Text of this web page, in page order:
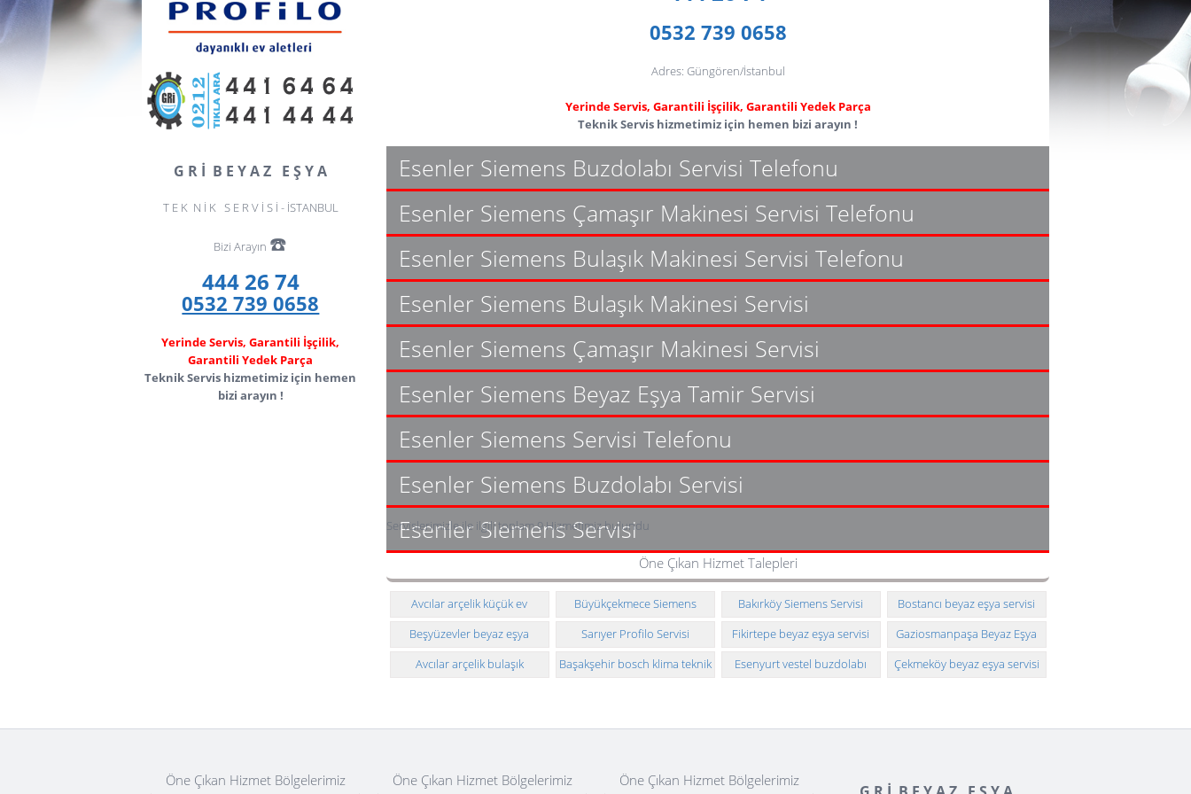
0532 739 0658
Adres: Güngören/İstanbul
Yerinde Servis, Garantili İşçilik, Garantili Yedek Parça
Teknik Servis hizmetimiz için hemen bizi arayın !
Esenler Siemens Buzdolabı Servisi Telefonu
Esenler Siemens Çamaşır Makinesi Servisi Telefonu
Esenler Siemens Bulaşık Makinesi Servisi Telefonu
Esenler Siemens Bulaşık Makinesi Servisi
Esenler Siemens Çamaşır Makinesi Servisi
Esenler Siemens Beyaz Eşya Tamir Servisi
Esenler Siemens Servisi Telefonu
Esenler Siemens Buzdolabı Servisi
Esenler Siemens Servisi
Servislerimizle ile ilgili toplam 9 Hizmetimiz bulundu
Öne Çıkan Hizmet Talepleri
Avcılar arçelik küçük ev
aletleri teknik servisi
Büyükçekmece Siemens
Servisi
Bakırköy Siemens Servisi
Bostancı beyaz eşya servisi
Beşyüzevler beyaz eşya
servisi
Sarıyer Profilo Servisi Fikirtepe beyaz eşya servisi
Gaziosmanpaşa Beyaz Eşya
Servisi Telefonu
Avcılar arçelik bulaşık
makinesi teknik servisi
Başakşehir bosch klima teknik
servisi
Esenyurt vestel buzdolabı
teknik servisi
Çekmeköy beyaz eşya servisi
G R İ B E Y A Z E Ş Y A
T E K N İ K S E R V İ S İ - İSTANBUL
Bizi Arayın ☎️
444 26 74
0532 739 0658
Yerinde Servis, Garantili İşçilik,
Garantili Yedek Parça
Teknik Servis hizmetimiz için hemen
bizi arayın !
Öne Çıkan Hizmet Bölgelerimiz Öne Çıkan Hizmet Bölgelerimiz Öne Çıkan Hizmet Bölgelerimiz